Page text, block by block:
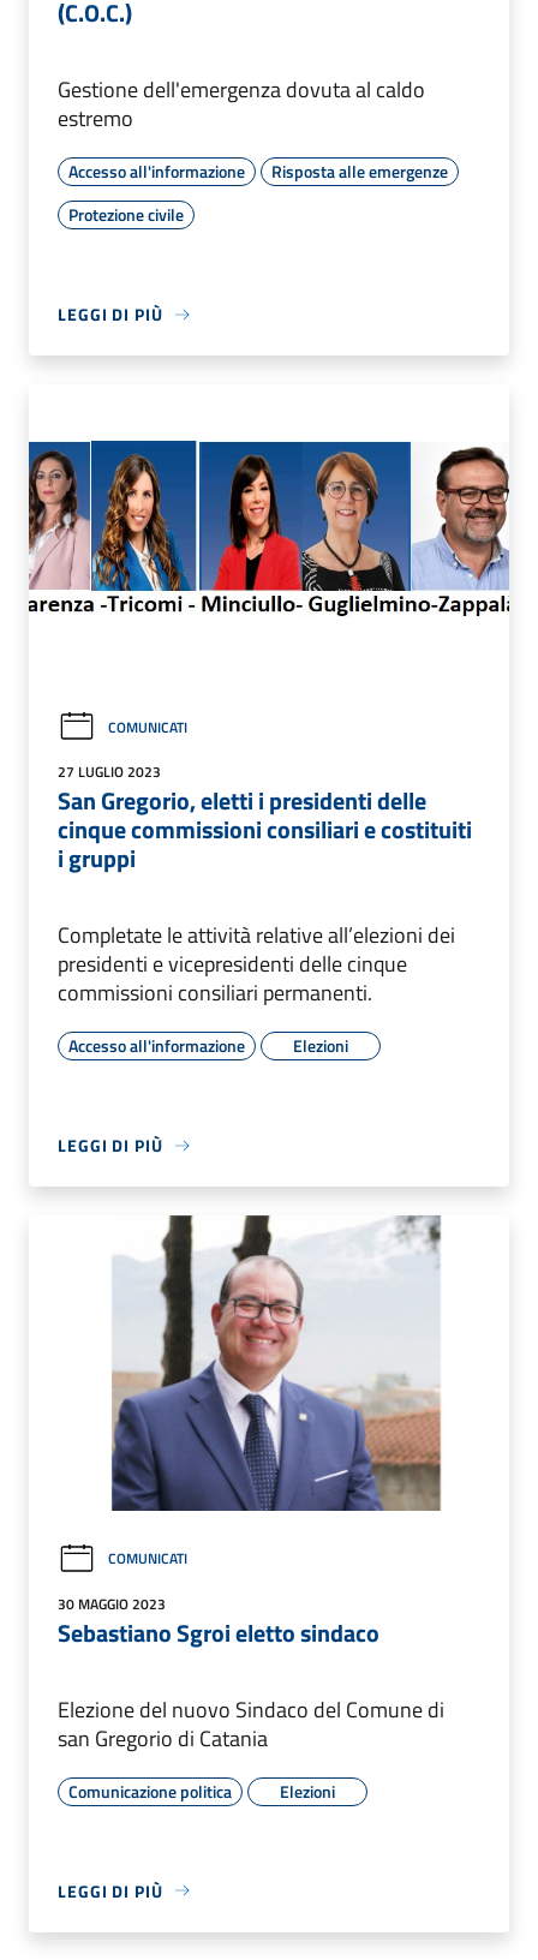
(C.O.C.)
Gestione dell'emergenza dovuta al caldo
estremo
Accesso all'informazione
Risposta alle emergenze
Protezione civile
LEGGI DI PIÙ
COMUNICATI
27 LUGLIO 2023
San Gregorio, eletti i presidenti delle
cinque commissioni consiliari e costituiti
i gruppi
Completate le attività relative all’elezioni dei
presidenti e vicepresidenti delle cinque
commissioni consiliari permanenti.
Accesso all'informazione Elezioni
LEGGI DI PIÙ
COMUNICATI
30 MAGGIO 2023
Sebastiano Sgroi eletto sindaco
Elezione del nuovo Sindaco del Comune di
san Gregorio di Catania
Comunicazione politica Elezioni
LEGGI DI PIÙ